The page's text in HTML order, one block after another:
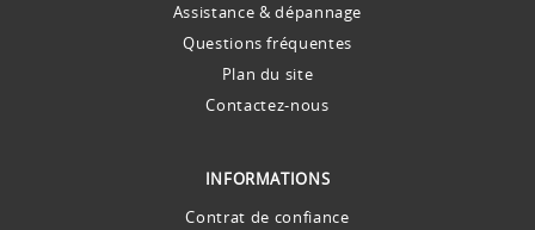
Assistance & dépannage
Questions fréquentes
Plan du site
Contactez-nous
INFORMATIONS
Contrat de confiance